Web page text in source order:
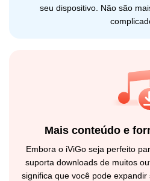
seu dispositivo. Não são
Mais conteúdo e
Embora o iViGo seja perfeito
suporta downloads de muitos
significa que você pode